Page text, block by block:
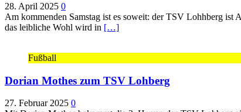
28. April 2025 0
Am kommenden Samstag ist es soweit: der TSV Lohhberg
das leibliche Wohl wird in […]
Fußball
Dorian Mothes zum TSV Lohberg
27. Februar 2025 0